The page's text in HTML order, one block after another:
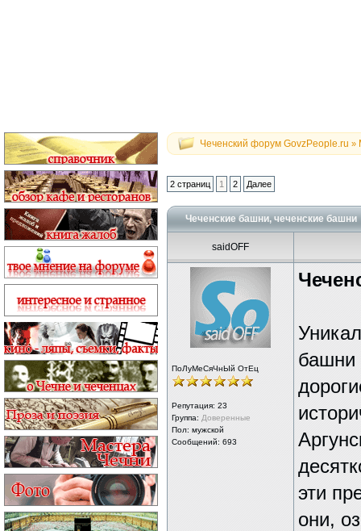
Чеченский форум GovzPeople.ru »
2 страниц 1 2 Далее
Чеченские башни, чеченские башни
saidOFF
ПоЛуМеСяЧнЫй ОтЕц
Репутация: 23
Группа: Доверенные
Пол: мужской
Сообщений: 693
башни
эти
они,